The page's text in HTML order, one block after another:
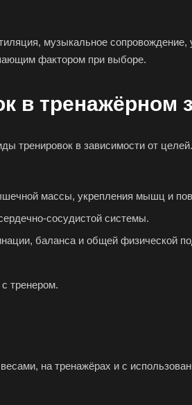
музыкальное
фактором при выборе.
в тренажёрном
тренировок в зависимости от целей.
массы, укрепления мышц и
сосудистой системы.
баланса и общей физической
тренером.
на тренажёрах и с